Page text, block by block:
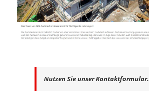
Nutzen Sie unser Kontaktformular.